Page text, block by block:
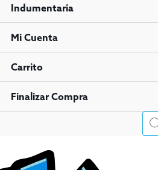
Indumentaria
Mi Cuenta
Carrito
Finalizar Compra
de